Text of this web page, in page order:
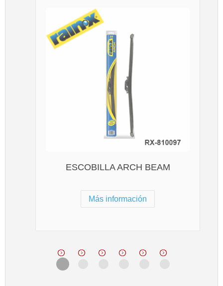
ESCOBILLA ARCH BEAM
Más información